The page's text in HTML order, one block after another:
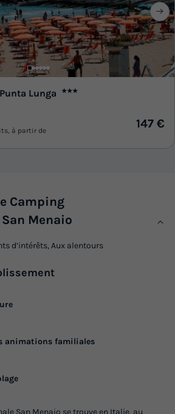
Lunga ★★★
à partir de
147 €
Camping
Menaio
d’intérêts, Aux alentours
animations familiales
San Menaio se trouve en Italie, au